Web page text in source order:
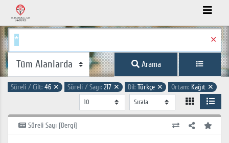
✕
Arama
Süreli / Cilt: 46 ✕ Süreli / Sayı: 217 ✕ Dil: Türkçe ✕ Ortam: Kağıt ✕
Süreli Sayı [Dergi]